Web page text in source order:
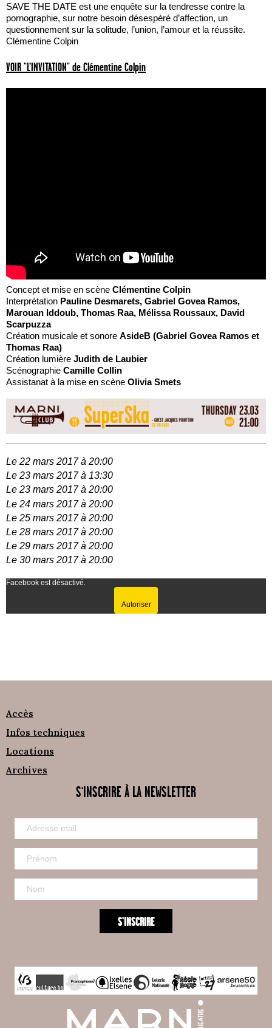
SAVE THE DATE est une enquête sur la tendresse contre la
pornographie, sur notre besoin désespèré d’affection, un
questionnement sur la solitude, l’union, l’amour et la réussite.
Clémentine Colpin
VOIR "L’INVITATION" de Clémentine Colpin
Concept et mise en scène Clémentine Colpin
Interprétation Pauline Desmarets, Gabriel Govea Ramos,
Marouan Iddoub, Thomas Raa, Mélissa Roussaux, David
Scarpuzza
Création musicale et sonore AsideB (Gabriel Govea Ramos et
Thomas Raa)
Création lumière Judith de Laubier
Scénographie Camille Collin
Assistanat à la mise en scène Olivia Smets
Le 22 mars 2017 à 20:00
Le 23 mars 2017 à 13:30
Le 23 mars 2017 à 20:00
Le 24 mars 2017 à 20:00
Le 25 mars 2017 à 20:00
Le 28 mars 2017 à 20:00
Le 29 mars 2017 à 20:00
Le 30 mars 2017 à 20:00
Facebook est désactivé.
Autoriser
Accès
Infos techniques
Locations
Archives
S'INSCRIRE À LA NEWSLETTER